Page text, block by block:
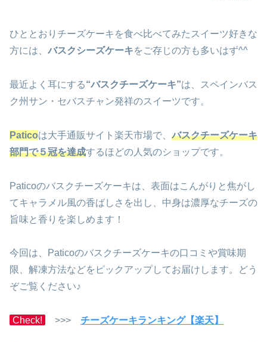
ひととおりチーズケーキを食べ比べてみたスイーツ好きな
方には、 バスクシーズケーキをご存じの方も多いはず^^
最近よく耳にする“バスクチーズケーキ”は、スペインバス
ク州サン・セバスチャン発祥のスイーツです。
Paticoは大手通販サイト楽天市場で、 バスクチーズケーキ
部門で５冠を達成するほどの人気のショップです。
Paticoのバスクチーズケーキは、表面はこんがりと焦がし
てキャラメル風の香ばしさを出し、中身は濃厚なチーズの
旨味と香りを楽しめます！
今回は、Paticoのバスクチーズケーキの口コミや賞味期
限、解凍方法などをピックアップしてお届けします。どう
ぞご覧ください♪
Check! >>> チーズケーキランキング【楽天】